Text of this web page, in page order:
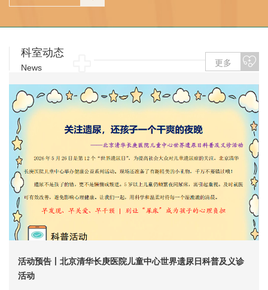
更多
科室动态
News
活动预告丨北京清华长庚医院儿童中心世界遗尿日科普及义诊
活动